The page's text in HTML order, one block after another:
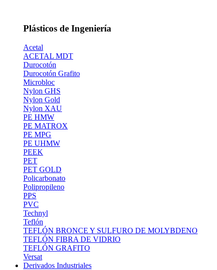
Plásticos de Ingeniería
Acetal
ACETAL MDT
Durocotón
Durocotón Grafito
Microbloc
Nylon GHS
Nylon Gold
Nylon XAU
PE HMW
PE MATROX
PE MPG
PE UHMW
PEEK
PET
PET GOLD
Policarbonato
Polipropileno
PPS
PVC
Technyl
Teflón
TEFLÓN BRONCE Y SULFURO DE MOLYBDENO
TEFLÓN FIBRA DE VIDRIO
TEFLÓN GRAFITO
Versat
Derivados Industriales